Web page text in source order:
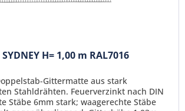
H= 1,00 m RAL7016
Gittermatte aus stark
Stahldrähten. Feuerverzinkt nach DIN
Stäbe 6mm stark; waagerechte Stäbe